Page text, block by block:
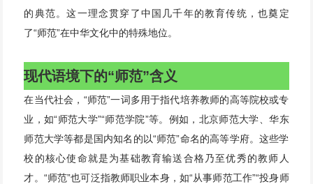
的典范。这一理念贯穿了中国几千年的教育传统，也奠定
了“师范”在中华文化中的特殊地位。
现代语境下的“师范”含义
在当代社会，“师范”一词多用于指代培养教师的高等院校或专
业，如“师范大学”“师范学院”等。例如，北京师范大学、华东
师范大学等都是国内知名的以“师范”命名的高等学府。这些学
校的核心使命就是为基础教育输送合格乃至优秀的教师人
才。“师范”也可泛指教师职业本身，如“从事师范工作”“投身师